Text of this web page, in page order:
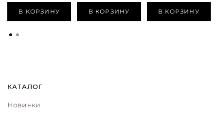
В КОРЗИНУ В КОРЗИНУ В КОРЗИНУ
КАТАЛОГ
Новинки